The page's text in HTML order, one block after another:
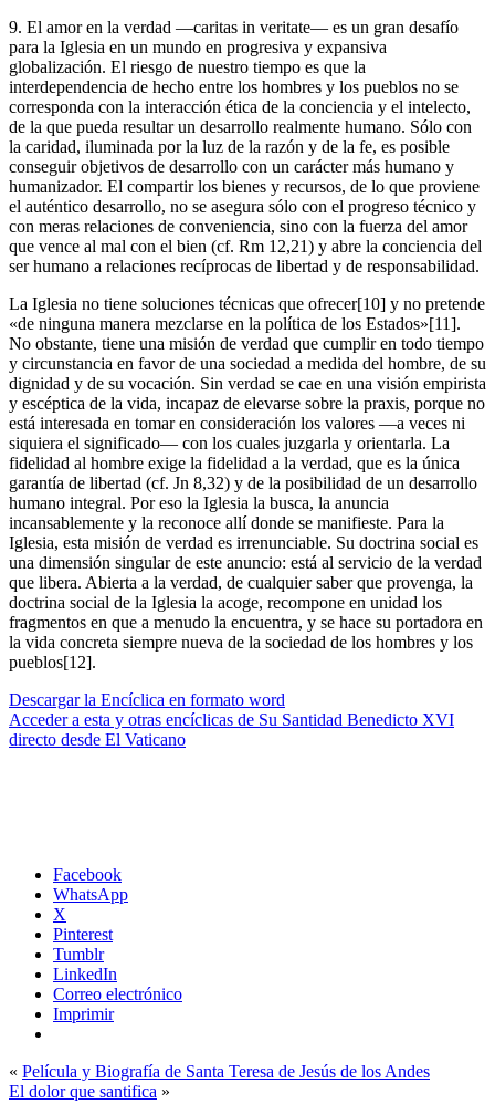
9. El amor en la verdad —caritas in veritate— es un gran desafío
para la Iglesia en un mundo en progresiva y expansiva
globalización. El riesgo de nuestro tiempo es que la
interdependencia de hecho entre los hombres y los pueblos no se
corresponda con la interacción ética de la conciencia y el intelecto,
de la que pueda resultar un desarrollo realmente humano. Sólo con
la caridad, iluminada por la luz de la razón y de la fe, es posible
conseguir objetivos de desarrollo con un carácter más humano y
humanizador. El compartir los bienes y recursos, de lo que proviene
el auténtico desarrollo, no se asegura sólo con el progreso técnico y
con meras relaciones de conveniencia, sino con la fuerza del amor
que vence al mal con el bien (cf. Rm 12,21) y abre la conciencia del
ser humano a relaciones recíprocas de libertad y de responsabilidad.
La Iglesia no tiene soluciones técnicas que ofrecer[10] y no pretende
«de ninguna manera mezclarse en la política de los Estados»[11].
No obstante, tiene una misión de verdad que cumplir en todo tiempo
y circunstancia en favor de una sociedad a medida del hombre, de su
dignidad y de su vocación. Sin verdad se cae en una visión empirista
y escéptica de la vida, incapaz de elevarse sobre la praxis, porque no
está interesada en tomar en consideración los valores —a veces ni
siquiera el significado— con los cuales juzgarla y orientarla. La
fidelidad al hombre exige la fidelidad a la verdad, que es la única
garantía de libertad (cf. Jn 8,32) y de la posibilidad de un desarrollo
humano integral. Por eso la Iglesia la busca, la anuncia
incansablemente y la reconoce allí donde se manifieste. Para la
Iglesia, esta misión de verdad es irrenunciable. Su doctrina social es
una dimensión singular de este anuncio: está al servicio de la verdad
que libera. Abierta a la verdad, de cualquier saber que provenga, la
doctrina social de la Iglesia la acoge, recompone en unidad los
fragmentos en que a menudo la encuentra, y se hace su portadora en
la vida concreta siempre nueva de la sociedad de los hombres y los
pueblos[12].
Descargar la Encíclica en formato word
Acceder a esta y otras encíclicas de Su Santidad Benedicto XVI
directo desde El Vaticano
Facebook
WhatsApp
X
Pinterest
Tumblr
LinkedIn
Correo electrónico
Imprimir
« Película y Biografía de Santa Teresa de Jesús de los Andes
El dolor que santifica »